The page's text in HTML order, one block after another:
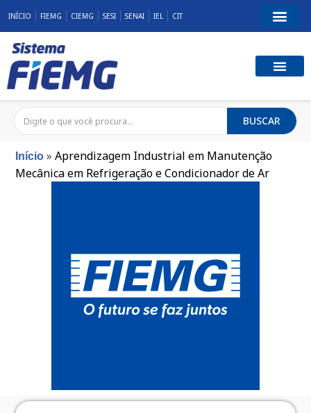
INÍCIO FIEMG CIEMG SESI SENAI IEL CIT
BUSCAR
Início »Aprendizagem Industrial em Manutenção
Mecânica em Refrigeração e Condicionador de Ar